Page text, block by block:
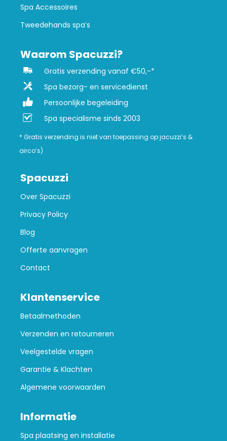
Spa Accessoires
Tweedehands spa’s
Waarom Spacuzzi?
Gratis verzending vanaf €50,-*
Spa bezorg- en servicedienst
Persoonlijke begeleiding
Spa specialisme sinds 2003
* Gratis verzending is niet van toepassing op jacuzzi’s &
airco’s)
Spacuzzi
Over Spacuzzi
Privacy Policy
Blog
Offerte aanvragen
Contact
Klantenservice
Betaalmethoden
Verzenden en retourneren
Veelgestelde vragen
Garantie & Klachten
Algemene voorwaarden
Informatie
Spa plaatsing en installatie